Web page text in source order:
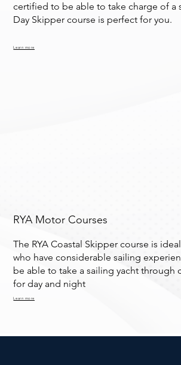
Learn more
certified to be able to take charge of a
Day Skipper course is perfect for you.
Learn more
RYA Motor Courses
The RYA Coastal Skipper course is
who have considerable sailing
be able to take a sailing yacht through
for day and night